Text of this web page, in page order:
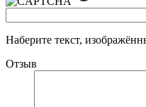
Наберите текст,
Отзыв